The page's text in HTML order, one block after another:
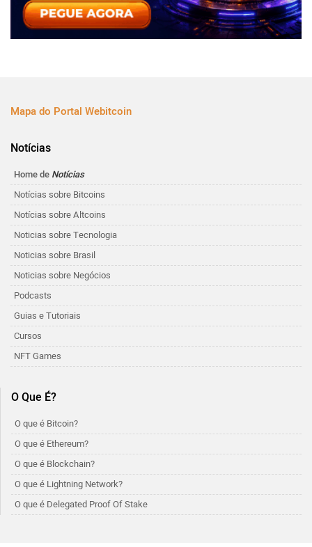
Mapa do Portal Webitcoin
Notícias
Home de Notícias
Notícias sobre Bitcoins
Notícias sobre Altcoins
Noticias sobre Tecnologia
Noticias sobre Brasil
Noticias sobre Negócios
Podcasts
Guias e Tutoriais
Cursos
NFT Games
O Que É?
O que é Bitcoin?
O que é Ethereum?
O que é Blockchain?
O que é Lightning Network?
O que é Delegated Proof Of Stake